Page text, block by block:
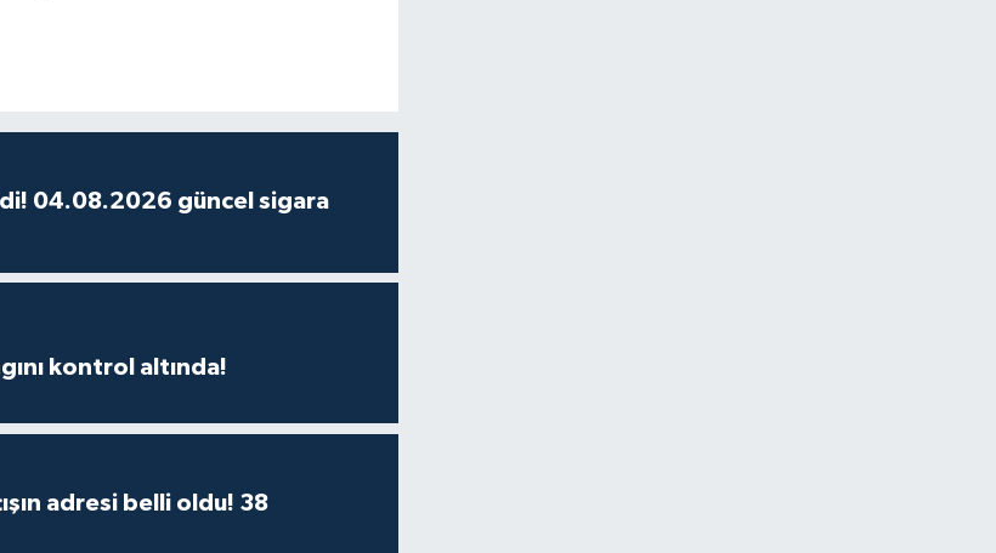
04.08.2026 güncel sigara
kontrol altında!
adresi belli oldu! 38